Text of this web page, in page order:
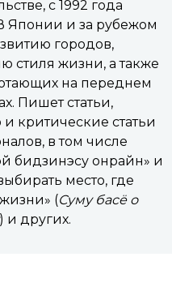
с 1992 года
Японии и за рубежом
городов,
стиля жизни, а также
на переднем
Пишет статьи,
критические статьи
в том числе
бидзинэсу онрайн» и
место, где
(Суму басё о
и других.